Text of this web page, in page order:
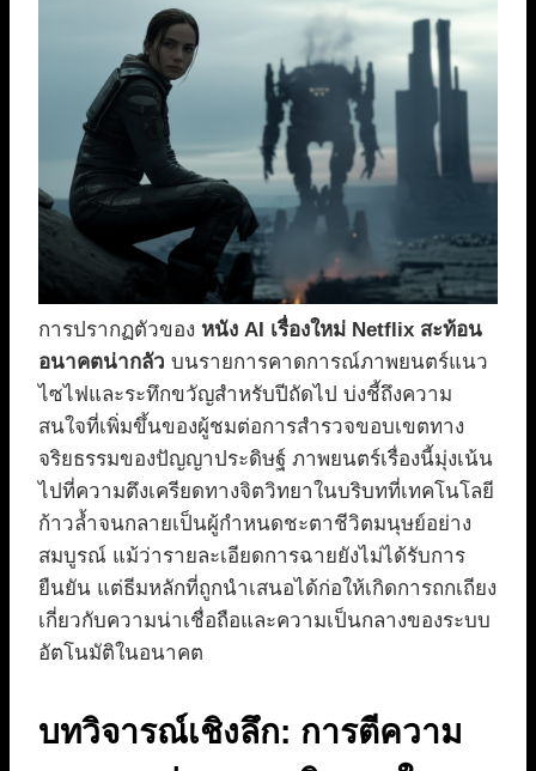
การปรากฏตัวของ หนัง AI เรื่องใหม่ Netflix สะท้อน
อนาคตน่ากลัว บนรายการคาดการณ์ภาพยนตร์แนว
ไซไฟและระทึกขวัญสำหรับปีถัดไป บ่งชี้ถึงความ
สนใจที่เพิ่มขึ้นของผู้ชมต่อการสำรวจขอบเขตทาง
จริยธรรมของปัญญาประดิษฐ์ ภาพยนตร์เรื่องนี้มุ่งเน้น
ไปที่ความตึงเครียดทางจิตวิทยาในบริบทที่เทคโนโลยี
ก้าวล้ำจนกลายเป็นผู้กำหนดชะตาชีวิตมนุษย์อย่าง
สมบูรณ์ แม้ว่ารายละเอียดการฉายยังไม่ได้รับการ
ยืนยัน แต่ธีมหลักที่ถูกนำเสนอได้ก่อให้เกิดการถกเถียง
เกี่ยวกับความน่าเชื่อถือและความเป็นกลางของระบบ
อัตโนมัติในอนาคต
บทวิจารณ์เชิงลึก: การตีความ